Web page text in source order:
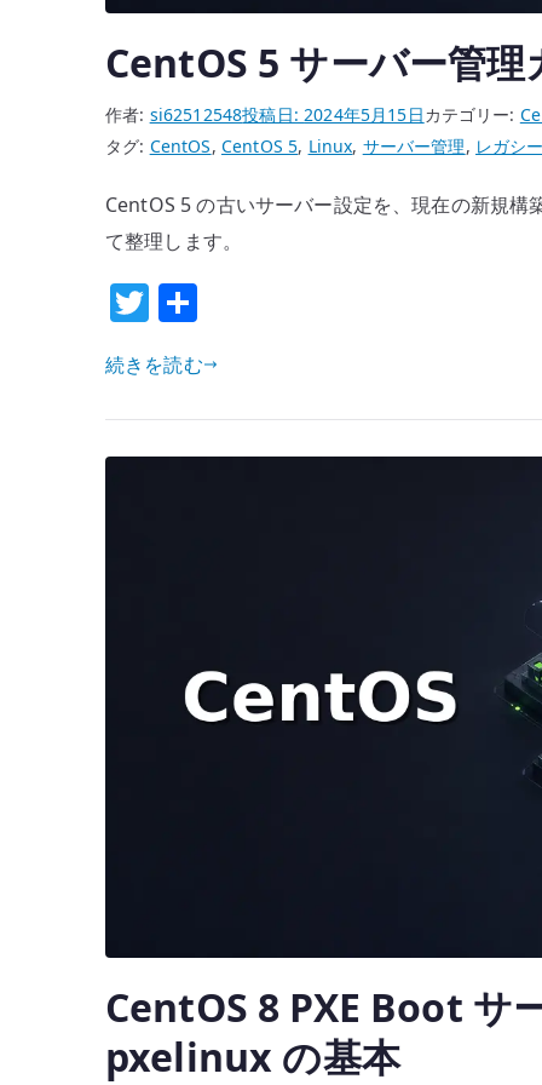
CentOS 5 サーバー管理
作者: si62512548投稿日: 2024年5月15日カテゴリー:
タグ: CentOS, CentOS 5, Linux, サーバー管理, レガシ
CentOS 5 の古いサーバー設定を、現在の新規
て整理します。
T
w
it
te
r
続きを読む
CentOS 8 PXE Boot サ
pxelinux の基本